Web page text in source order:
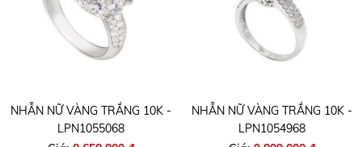
NHẪN NỮ VÀNG TRẮNG 10K -
LPN1055068
NHẪN NỮ VÀNG TRẮNG 10K -
LPN1054968